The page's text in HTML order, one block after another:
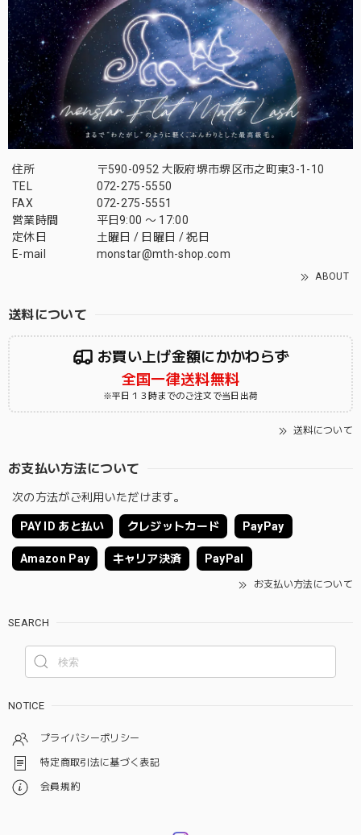
住所
〒590-0952 大阪府堺市堺区市之町東3-1-10
TEL
072-275-5550
FAX
072-275-5551
営業時間
平日9:00 〜 17:00
定休日
土曜日 / 日曜日 / 祝日
E-mail
monstar@mth-shop.com
ABOUT
送料について
お買い上げ金額にかかわらず
全国一律送料無料
※平日１３時までのご注文で当日出荷
送料について
お支払い方法について
次の方法がご利用いただけます。
PAY ID あと払い クレジットカード PayPay
Amazon Pay キャリア決済 PayPal
お支払い方法について
SEARCH
NOTICE
プライバシーポリシー
特定商取引法に基づく表記
会員規約